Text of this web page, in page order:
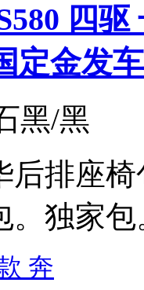
四
定金发
黑/黑
后排座
。独家包